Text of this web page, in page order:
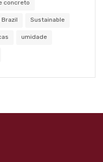
concreto
Brazil Sustainable
umidade